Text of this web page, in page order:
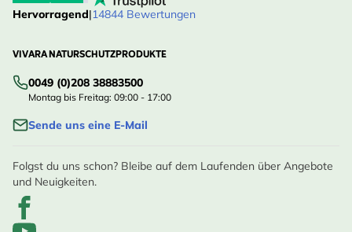
Hervorragend|14844 Bewertungen
VIVARA NATURSCHUTZPRODUKTE
0049 (0)208 38883500
Montag bis Freitag: 09:00 - 17:00
Sende uns eine E-Mail
Folgst du uns schon? Bleibe auf dem Laufenden über Angebote
und Neuigkeiten.